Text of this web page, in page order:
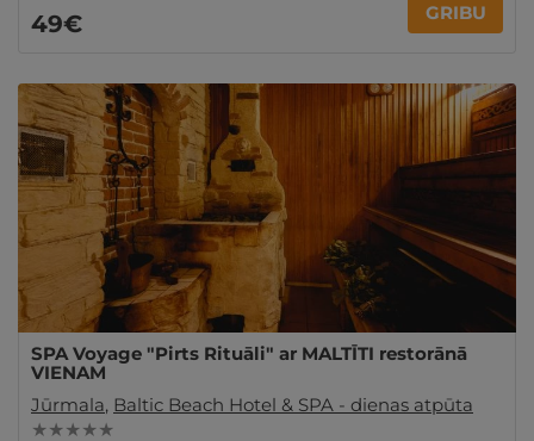
49€ GRIBU
SPA Voyage "Pirts Rituāli" ar MALTĪTI restorānā
VIENAM
Jūrmala, Baltic Beach Hotel & SPA - dienas atpūta
★ ★ ★ ★ ★